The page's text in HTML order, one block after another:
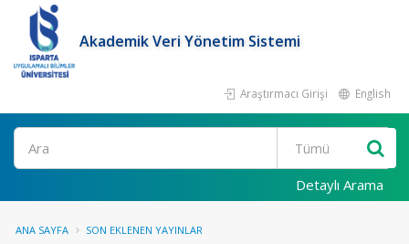
Akademik Veri Yönetim Sistemi
Araştırmacı Girişi English
Ara
Detaylı Arama
ANA SAYFA SON EKLENEN YAYINLAR